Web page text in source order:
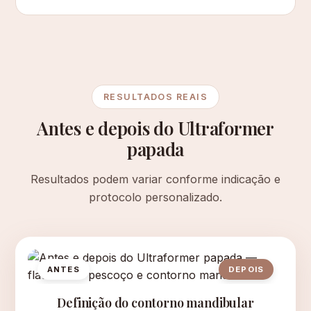
RESULTADOS REAIS
Antes e depois do Ultraformer
papada
Resultados podem variar conforme indicação e
protocolo personalizado.
ANTES DEPOIS
Definição do contorno mandibular